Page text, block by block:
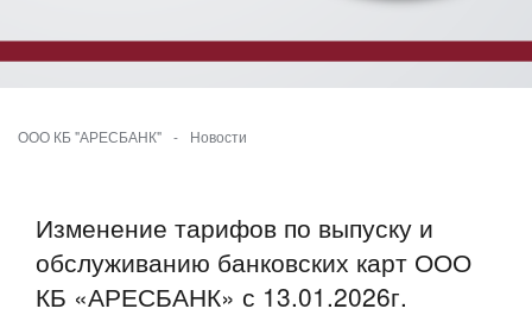
ООО КБ "АРЕСБАНК" - Новости
Изменение тарифов по выпуску и
обслуживанию банковских карт ООО
КБ «АРЕСБАНК» с 13.01.2026г.